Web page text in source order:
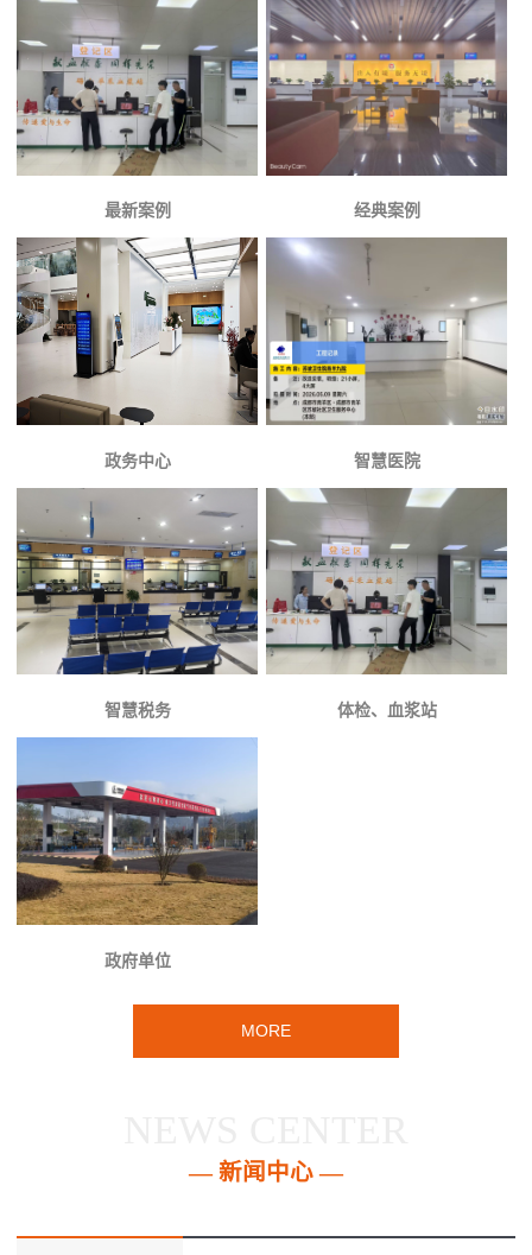
最新案例 经典案例
政务中心 智慧医院
智慧税务 体检、血浆站
政府单位
MORE
— 新闻中心 —